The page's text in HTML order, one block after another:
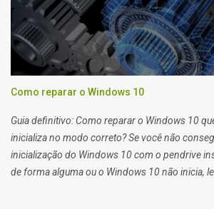
Como reparar o Windows 10
Guia definitivo: Como reparar o Windows 10
inicializa no modo correto? Se você não
inicialização do Windows 10 com o pendrive
de forma alguma ou o Windows 10 não inicia,